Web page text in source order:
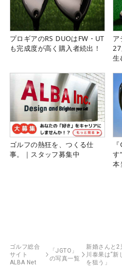
プロギアのRS DUOはFW・UT
も完成度が高く購入者続出！
ア
生
ゴルフの熱狂を、つくる仕
事。｜スタッフ募集中
す
本
ゴルフ総合
サイト
ALBA Net
「JGTO」
の写真一覧
新婚さんと
川泰果は“
を狙う」